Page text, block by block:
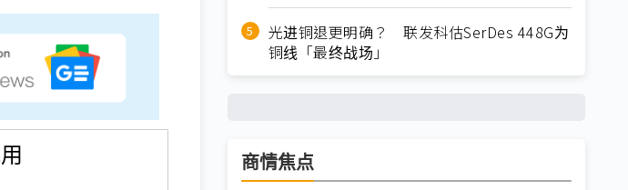
光进铜退更明确？ 联发科估SerDes 448G为
铜线「最终战场」
商情焦点